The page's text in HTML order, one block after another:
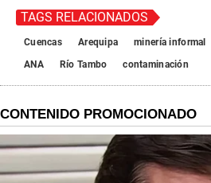
TAGS RELACIONADOS
Cuencas Arequipa minería informal
ANA
Río Tambo contaminación